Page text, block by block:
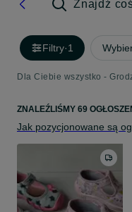
Znajdź
Filtry·1
Dla Ciebie wszystko -
ZNALEŹLIŚMY 69
Jak pozycjonowane są